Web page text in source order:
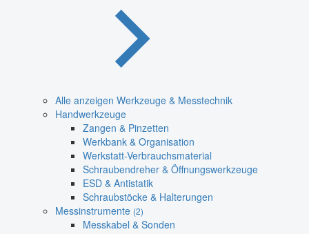
Alle anzeigen Werkzeuge & Messtechnik
Handwerkzeuge
Zangen & Pinzetten
Werkbank & Organisation
Werkstatt-Verbrauchsmaterial
Schraubendreher & Öffnungswerkzeuge
ESD & Antistatik
Schraubstöcke & Halterungen
Messinstrumente (2)
Messkabel & Sonden